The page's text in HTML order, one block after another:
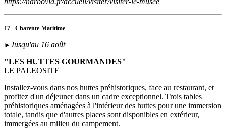
17 - Charente-Maritime
► Jusqu'au 16 août
"LES HUTTES GOURMANDES"
LE PALEOSITE
Installez-vous dans nos huttes préhistoriques, face au restaurant, et
profitez d'un déjeuner dans un cadre exceptionnel. Trois tables
préhistoriques aménagées à l'intérieur des huttes pour une immersion
totale, tandis que d'autres places sont disponibles en extérieur,
immergées au milieu du campement.